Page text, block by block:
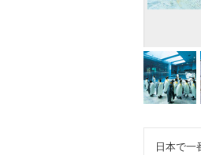
日本で一